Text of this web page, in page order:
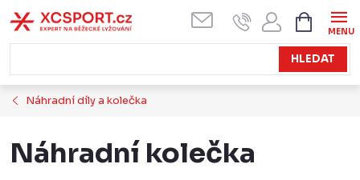
na
obsah
HLEDAT
KOŠÍK
Náhradní díly a kolečka
Náhradní kolečka